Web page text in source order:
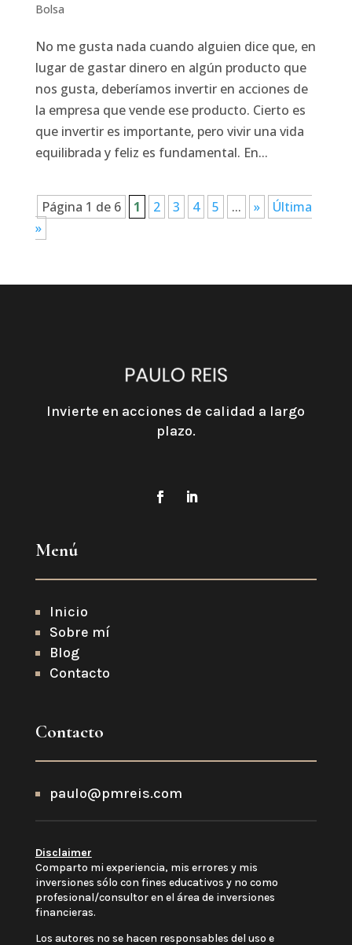
Bolsa
No me gusta nada cuando alguien dice que, en
lugar de gastar dinero en algún producto que
nos gusta, deberíamos invertir en acciones de
la empresa que vende ese producto. Cierto es
que invertir es importante, pero vivir una vida
equilibrada y feliz es fundamental. En...
Página 1 de 6 1 2 3 4 5 ... »
Última
»
Invierte en acciones de calidad a largo
plazo.
Menú
Inicio
Sobre mí
Blog
Contacto
Contacto
paulo@pmreis.com
Disclaimer
Comparto mi experiencia, mis errores y mis
inversiones sólo con fines educativos y no como
profesional/consultor en el área de inversiones
financieras.
Los autores no se hacen responsables del uso e